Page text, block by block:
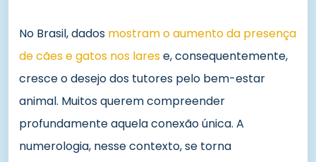
No Brasil, dados mostram o aumento da presença
de cães e gatos nos larese, consequentemente,
cresce o desejo dos tutores pelo bem-estar
animal. Muitos querem compreender
profundamente aquela conexão única. A
numerologia, nesse contexto, se torna